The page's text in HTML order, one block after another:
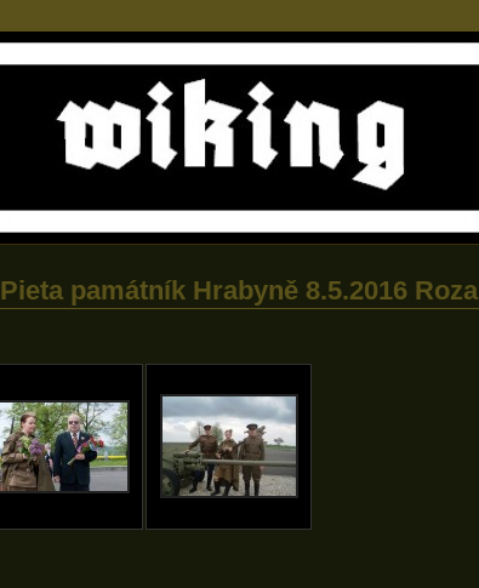
Pieta památník Hrabyně 8.5.2016 Roza